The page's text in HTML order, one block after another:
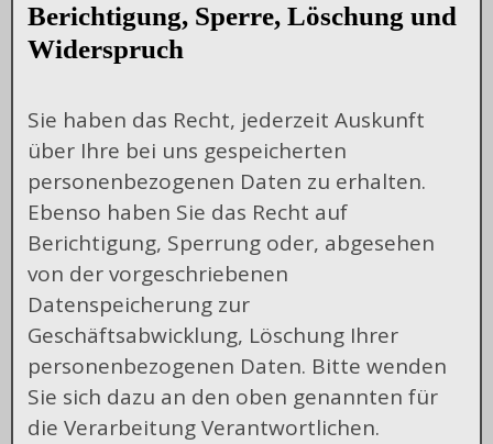
Berichtigung, Sperre, Löschung und
Widerspruch
Sie haben das Recht, jederzeit Auskunft
über Ihre bei uns gespeicherten
personenbezogenen Daten zu erhalten.
Ebenso haben Sie das Recht auf
Berichtigung, Sperrung oder, abgesehen
von der vorgeschriebenen
Datenspeicherung zur
Geschäftsabwicklung, Löschung Ihrer
personenbezogenen Daten. Bitte wenden
Sie sich dazu an den oben genannten für
die Verarbeitung Verantwortlichen.